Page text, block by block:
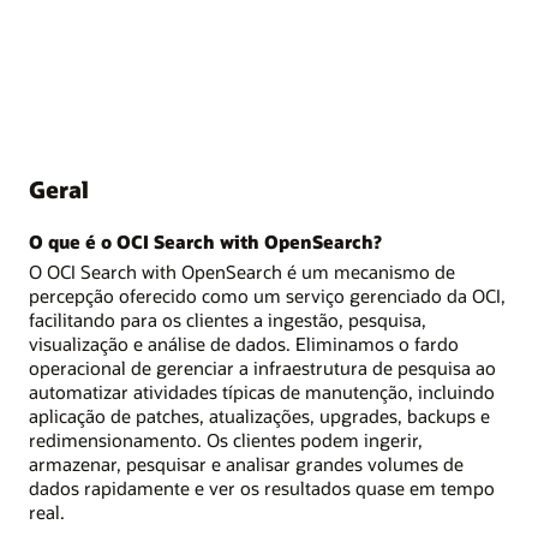
Geral
O que é o OCI Search with OpenSearch?
O OCI Search with OpenSearch é um mecanismo de
percepção oferecido como um serviço gerenciado da OCI,
facilitando para os clientes a ingestão, pesquisa,
visualização e análise de dados. Eliminamos o fardo
operacional de gerenciar a infraestrutura de pesquisa ao
automatizar atividades típicas de manutenção, incluindo
aplicação de patches, atualizações, upgrades, backups e
redimensionamento. Os clientes podem ingerir,
armazenar, pesquisar e analisar grandes volumes de
dados rapidamente e ver os resultados quase em tempo
real.